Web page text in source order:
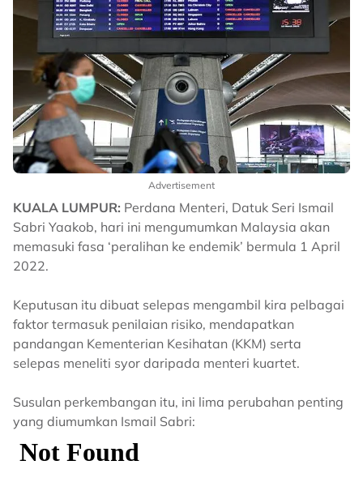
Advertisement
KUALA LUMPUR: Perdana Menteri, Datuk Seri Ismail
Sabri Yaakob, hari ini mengumumkan Malaysia akan
memasuki fasa ‘peralihan ke endemik’ bermula 1 April
2022.
Keputusan itu dibuat selepas mengambil kira pelbagai
faktor termasuk penilaian risiko, mendapatkan
pandangan Kementerian Kesihatan (KKM) serta
selepas meneliti syor daripada menteri kuartet.
Susulan perkembangan itu, ini lima perubahan penting
yang diumumkan Ismail Sabri: